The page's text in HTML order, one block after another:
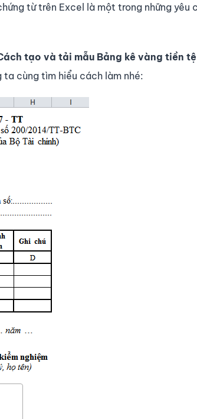
từ trên Excel là một trong những yêu
tạo và tải mẫu Bảng kê vàng tiền
ta cùng tìm hiểu cách làm nhé: